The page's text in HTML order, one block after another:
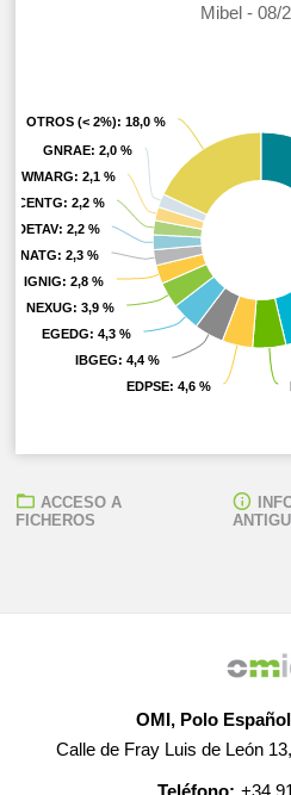
Mibel - 08/
EDPSE: 4,6 %
EDPSE: 4,6 %
IBGEG: 4,4 %
IBGEG: 4,4 %
EGEDG: 4,3 %
EGEDG: 4,3 %
NEXUG: 3,9 %
NEXUG: 3,9 %
IGNIG: 2,8 %
IGNIG: 2,8 %
ENATG: 2,3 %
ENATG: 2,3 %
DETAV: 2,2 %
DETAV: 2,2 %
CENTG: 2,2 %
CENTG: 2,2 %
WMARG: 2,1 %
WMARG: 2,1 %
GNRAE: 2,0 %
GNRAE: 2,0 %
OTROS (< 2%): 18,0 %
OTROS (< 2%): 18,0 %
ACCESO A
FICHEROS
OMI, Polo
Calle de Fray Luis de León
Teléfono: +34